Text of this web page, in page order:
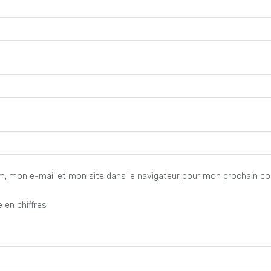
mon e-mail et mon site dans le navigateur pour mon prochain
en chiffres